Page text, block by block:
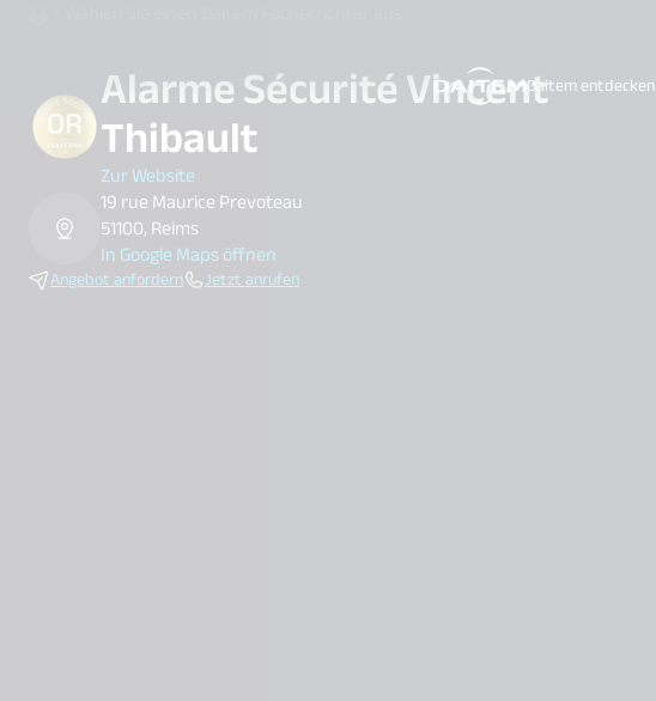
Daitem entdecken
search.label
Alarme Sécurité Vincent
Thibault
Zur Website
19 rue Maurice Prevoteau
51100, Reims
In Google Maps öffnen
Angebot anfordern Jetzt anrufen